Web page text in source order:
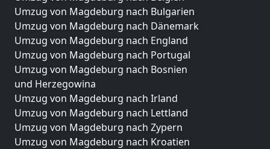
Umzug von Magdeburg nach Bulgarien
Umzug von Magdeburg nach Dänemark
Umzug von Magdeburg nach England
Umzug von Magdeburg nach Portugal
Umzug von Magdeburg nach Bosnien
und Herzegowina
Umzug von Magdeburg nach Irland
Umzug von Magdeburg nach Lettland
Umzug von Magdeburg nach Zypern
Umzug von Magdeburg nach Kroatien